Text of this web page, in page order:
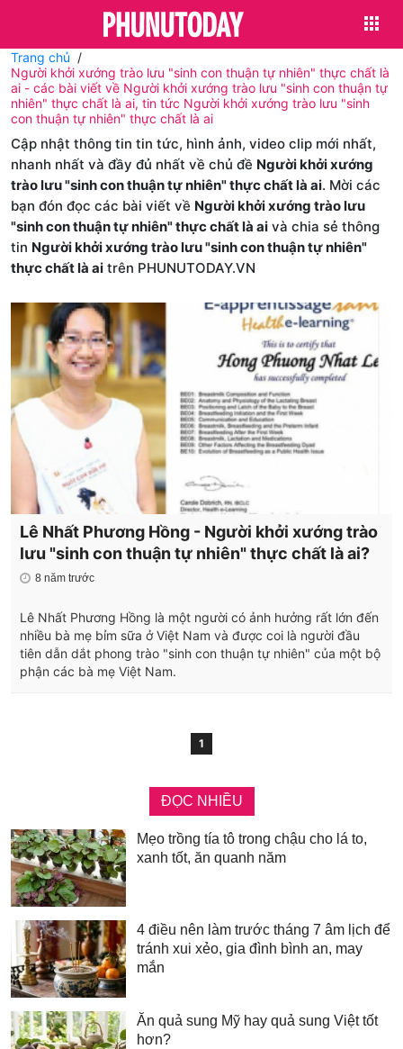
Trang chủ
Người khởi xướng trào lưu "sinh con thuận tự nhiên" thực chất là
ai - các bài viết về Người khởi xướng trào lưu "sinh con thuận tự
nhiên" thực chất là ai, tin tức Người khởi xướng trào lưu "sinh
con thuận tự nhiên" thực chất là ai
Cập nhật thông tin tin tức, hình ảnh, video clip mới nhất,
nhanh nhất và đầy đủ nhất về chủ đề Người khởi xướng
trào lưu "sinh con thuận tự nhiên" thực chất là ai. Mời các
bạn đón đọc các bài viết về Người khởi xướng trào lưu
"sinh con thuận tự nhiên" thực chất là ai và chia sẻ thông
tin Người khởi xướng trào lưu "sinh con thuận tự nhiên"
thực chất là ai trên PHUNUTODAY.VN
Lê Nhất Phương Hồng - Người khởi xướng trào
lưu "sinh con thuận tự nhiên" thực chất là ai?
8 năm trước
Lê Nhất Phương Hồng là một người có ảnh hưởng rất lớn đến
nhiều bà mẹ bỉm sữa ở Việt Nam và được coi là người đầu
tiên dẫn dắt phong trào "sinh con thuận tự nhiên" của một bộ
phận các bà mẹ Việt Nam.
1
ĐỌC NHIỀU
Mẹo trồng tía tô trong chậu cho lá to,
xanh tốt, ăn quanh năm
4 điều nên làm trước tháng 7 âm lịch để
tránh xui xẻo, gia đình bình an, may
mắn
Ăn quả sung Mỹ hay quả sung Việt tốt
hơn?